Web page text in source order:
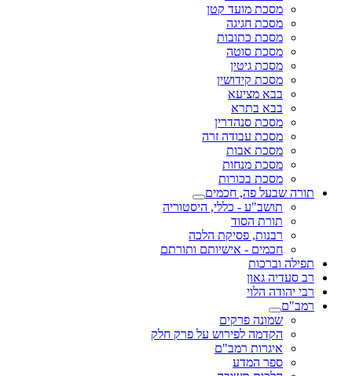
מסכת מועד קטן
מסכת חגיגה
מסכת כתובות
מסכת סוטה
מסכת גיטין
מסכת קידושין
בבא מציעא
בבא בתרא
מסכת סנהדרין
מסכת עבודה זרה
מסכת אבות
מסכת מנחות
מסכת בכורות
תורה שבעל פה, חכמים
תושב"ע - כללי, היסטוריה
תורת הסוד
רבנות, פסיקת הלכה
חכמים - אישיותם ותורתם
תפילה וברכות
רב סעדיה גאון
רבי יהודה הלוי
רמב"ם
שמונה פרקים
הקדמה לפירוש על פרק חלק
איגרות רמב"ם
ספר המדע